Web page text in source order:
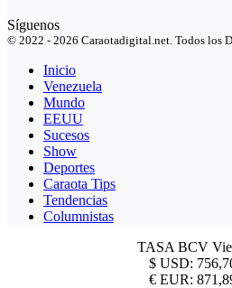
Síguenos
© 2022 - 2026 Caraotadigital.net. Todos los
Inicio
Venezuela
Mundo
EEUU
Sucesos
Show
Deportes
Caraota Tips
Tendencias
Columnistas
TASA BCV
$ USD:
€ EUR: